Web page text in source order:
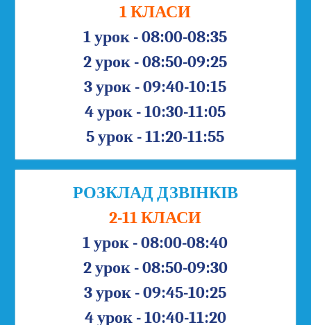
1 КЛАСИ
1 урок - 08:00-08:35
2 урок - 08:50-09:25
3 урок - 09:40-10:15
4 урок - 10:30-11:05
5 урок - 11:20-11:55
РОЗКЛАД ДЗВІНКІВ
2-11 КЛАСИ
1 урок - 08:00-08:40
2 урок - 08:50-09:30
3 урок - 09:45-10:25
4 урок - 10:40-11:20